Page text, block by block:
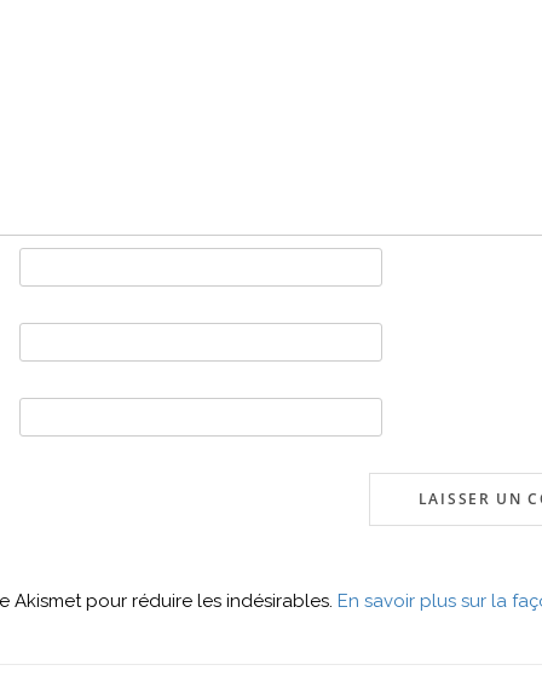
Akismet pour réduire les indésirables. En savoir plus sur la